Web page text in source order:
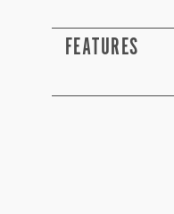
FEATURES